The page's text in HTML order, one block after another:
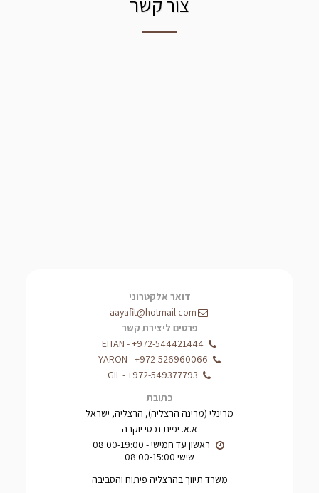
צור קשר
דואר אלקטרוני
aayafit@hotmail.com
פרטים ליצירת קשר
+972-544421444
-
EITAN
+972-526960066
-
YARON
+972-549377793
-
GIL
כתובת
מרינלי (מרינה הרצליה), הרצליה, ישראל
א.א. יפית נכסי יוקרה
שישי 08:00-15:00
משרד תיווך בהרצליה פיתוח והסביבה